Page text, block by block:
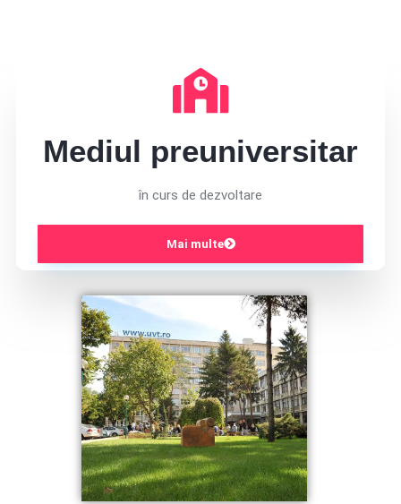
Mediul preuniversitar
în curs de dezvoltare
Mai multe